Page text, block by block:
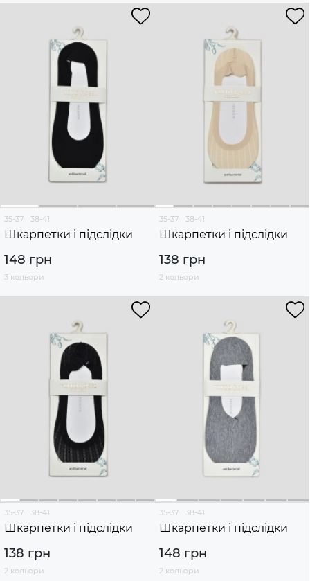
35-37 38-41
Шкарпетки і підслідки
148 грн
3 кольори
35-37 38-41
Шкарпетки і підслідки
138 грн
2 кольори
35-37 38-41
Шкарпетки і підслідки
138 грн
2 кольори
35-37 38-41
Шкарпетки і підслідки
148 грн
2 кольори